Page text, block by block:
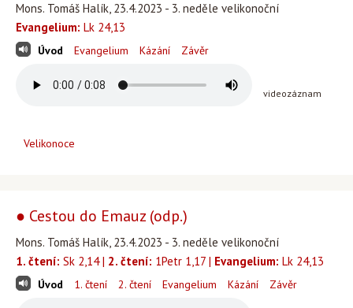
Mons. Tomáš Halík, 23.4.2023 - 3. neděle velikonoční
Evangelium: Lk 24,13
Úvod Evangelium Kázání Závěr
videozáznam
Velikonoce
● Cestou do Emauz (odp.)
Mons. Tomáš Halík, 23.4.2023 - 3. neděle velikonoční
1. čtení: Sk 2,14 | 2. čtení: 1Petr 1,17 | Evangelium: Lk 24,13
Úvod 1. čtení 2. čtení Evangelium Kázání Závěr